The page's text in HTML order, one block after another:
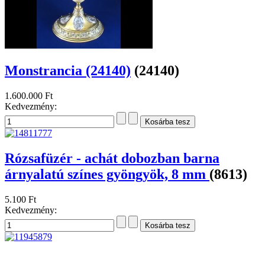
Monstrancia (24140) (24140)
1.600.000 Ft
Kedvezmény:
Rózsafüzér - achát dobozban barna
árnyalatú színes gyöngyök, 8 mm (8613)
5.100 Ft
Kedvezmény: